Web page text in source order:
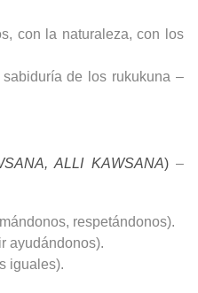
con la naturaleza, con los
de los rukukuna –
ALLI KAWSANA) –
respetándonos).
ayudándonos).
iguales).